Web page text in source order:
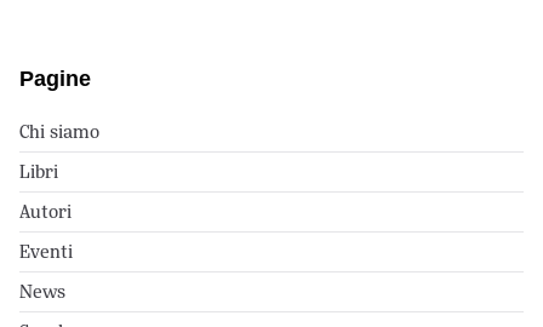
Pagine
Chi siamo
Libri
Autori
Eventi
News